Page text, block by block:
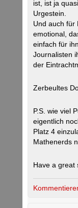
ist, ist ja
Urgestein.
Und auch für
emotional,
einfach für
Journalisten
der
Zerbeultes
P.S. wie viel
eigentlich
Platz 4
Mathenerds
Have a great